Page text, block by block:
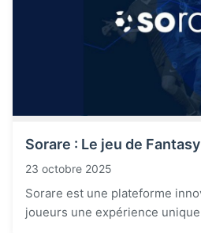
Sorare : Le jeu de
23 octobre 2025
Sorare est une plateforme
joueurs une expérience